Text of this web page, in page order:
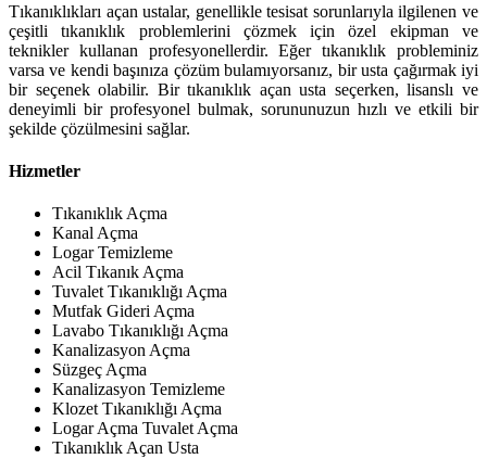
Tıkanıklıkları açan ustalar, genellikle tesisat sorunlarıyla ilgilenen ve
çeşitli tıkanıklık problemlerini çözmek için özel ekipman ve
teknikler kullanan profesyonellerdir. Eğer tıkanıklık probleminiz
varsa ve kendi başınıza çözüm bulamıyorsanız, bir usta çağırmak iyi
bir seçenek olabilir. Bir tıkanıklık açan usta seçerken, lisanslı ve
deneyimli bir profesyonel bulmak, sorununuzun hızlı ve etkili bir
şekilde çözülmesini sağlar.
Hizmetler
Tıkanıklık Açma
Kanal Açma
Logar Temizleme
Acil Tıkanık Açma
Tuvalet Tıkanıklığı Açma
Mutfak Gideri Açma
Lavabo Tıkanıklığı Açma
Kanalizasyon Açma
Süzgeç Açma
Kanalizasyon Temizleme
Klozet Tıkanıklığı Açma
Logar Açma Tuvalet Açma
Tıkanıklık Açan Usta